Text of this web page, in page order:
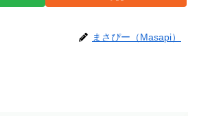
まさぴー（Masapi）